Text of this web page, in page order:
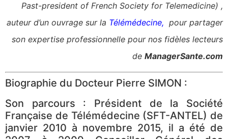
Past-president of French Society for Telemedicine) ,
auteur d’un ouvrage sur la Télémédecine, pour partager
son expertise professionnelle pour nos fidèles lecteurs
de ManagerSante.com
Biographie du Docteur Pierre SIMON :
Son parcours : Président de la Société
Française de Télémédecine (SFT-ANTEL) de
janvier 2010 à novembre 2015, il a été de